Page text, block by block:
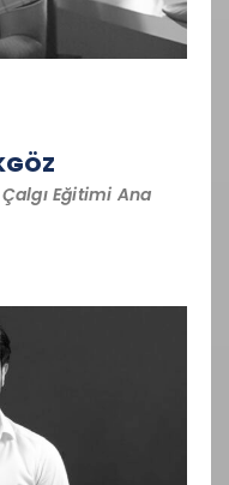
Eğitimi Ana